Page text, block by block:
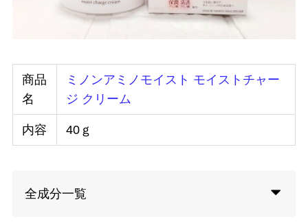
商品
名
ミノンアミノモイスト モイストチャー
ジ クリーム
内容 40ｇ
全成分一覧